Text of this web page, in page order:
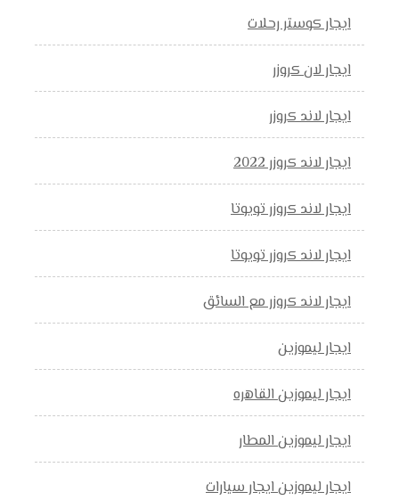
ايجار كوستر رحلات
ايجار لان كروزر
ايجار لاند كروزر
ايجار لاند كروزر 2022
ايجار لاند كروزر تويوتا
ايجار لاند كروزر تويوتا
ايجار لاند كروزر مع السائق
ايجار ليموزين
ايجار ليموزين القاهره
ايجار ليموزين المطار
ايجار ليموزين ايجار سيارات